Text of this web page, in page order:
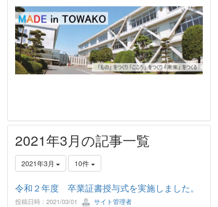
2021年3月の記事一覧
2021年3月 10件
令和２年度 卒業証書授与式を実施しました。
投稿日時 : 2021/03/01 サイト管理者